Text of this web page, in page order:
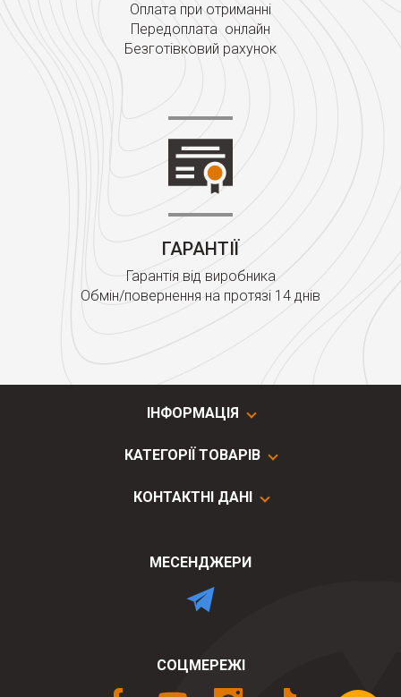
Оплата при отриманні
Передоплата онлайн
Безготівковий рахунок
ГАРАНТІЇ
Гарантія від виробника
Обмін/повернення на протязі 14 днів
ІНФОРМАЦІЯ
КАТЕГОРІЇ ТОВАРІВ
КОНТАКТНІ ДАНІ
МЕСЕНДЖЕРИ
СОЦМЕРЕЖІ